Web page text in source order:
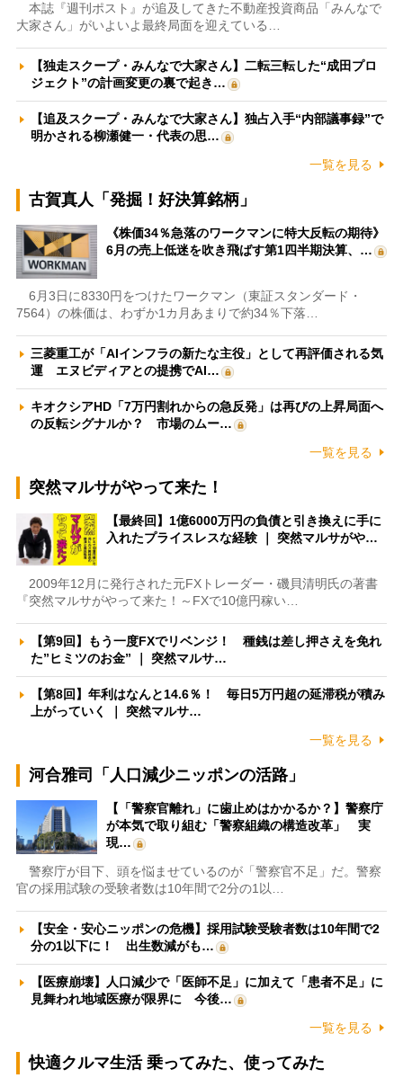
本誌『週刊ポスト』が追及してきた不動産投資商品「みんなで
大家さん」がいよいよ最終局面を迎えている…
【独走スクープ・みんなで大家さん】二転三転した“成田プロ
ジェクト”の計画変更の裏で起き…
【追及スクープ・みんなで大家さん】独占入手“内部議事録”で
明かされる柳瀬健一・代表の思…
一覧を見る
古賀真人「発掘！好決算銘柄」
《株価34％急落のワークマンに特大反転の期待》
6月の売上低迷を吹き飛ばす第1四半期決算、…
6月3日に8330円をつけたワークマン（東証スタンダード・
7564）の株価は、わずか1カ月あまりで約34％下落…
三菱重工が「AIインフラの新たな主役」として再評価される気
運 エヌビディアとの提携でAI…
キオクシアHD「7万円割れからの急反発」は再びの上昇局面へ
の反転シグナルか？ 市場のムー…
一覧を見る
突然マルサがやって来た！
【最終回】1億6000万円の負債と引き換えに手に
入れたプライスレスな経験 ｜ 突然マルサがや…
2009年12月に発行された元FXトレーダー・磯貝清明氏の著書
『突然マルサがやって来た！～FXで10億円稼い…
【第9回】もう一度FXでリベンジ！ 種銭は差し押さえを免れ
た”ヒミツのお金” ｜ 突然マルサ…
【第8回】年利はなんと14.6％！ 毎日5万円超の延滞税が積み
上がっていく ｜ 突然マルサ…
一覧を見る
河合雅司「人口減少ニッポンの活路」
【「警察官離れ」に歯止めはかかるか？】警察庁
が本気で取り組む「警察組織の構造改革」 実
現…
警察庁が目下、頭を悩ませているのが「警察官不足」だ。警察
官の採用試験の受験者数は10年間で2分の1以…
【安全・安心ニッポンの危機】採用試験受験者数は10年間で2
分の1以下に！ 出生数減がも…
【医療崩壊】人口減少で「医師不足」に加えて「患者不足」に
見舞われ地域医療が限界に 今後…
一覧を見る
快適クルマ生活 乗ってみた、使ってみた